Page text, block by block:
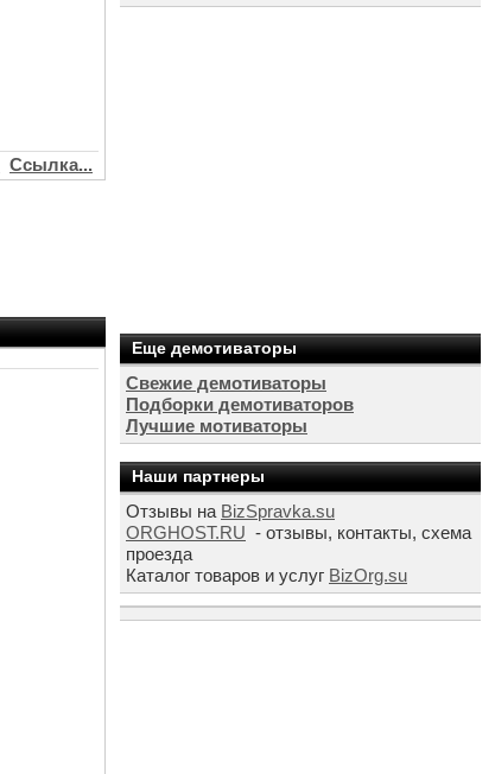
Ссылка...
Еще демотиваторы
Свежие демотиваторы
Подборки демотиваторов
Лучшие мотиваторы
Наши партнеры
Отзывы на BizSpravka.su
ORGHOST.RU - отзывы, контакты, схема
проезда
Каталог товаров и услуг BizOrg.su